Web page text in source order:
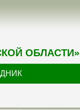
ОБЛАСТИ»